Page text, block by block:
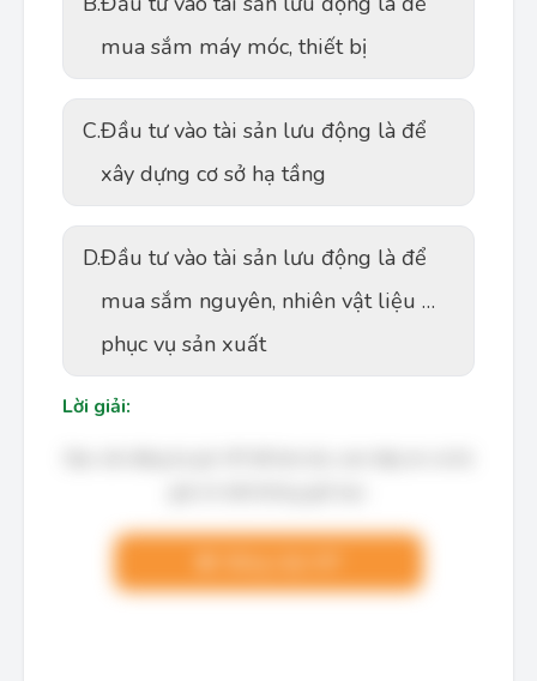
mua sắm máy móc, thiết bị
C.Đầu tư vào tài sản lưu động là để
xây dựng cơ sở hạ tầng
D.Đầu tư vào tài sản lưu động là để
mua sắm nguyên, nhiên vật liệu …
phục vụ sản xuất
Lời giải: